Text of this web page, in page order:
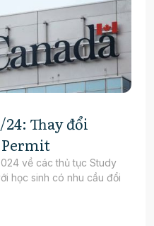
24: Thay đổi
Permit
về các thủ tục Study
học sinh có nhu cầu đổi